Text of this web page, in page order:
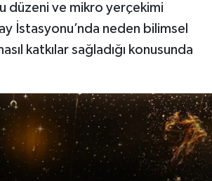
düzeni ve mikro yerçekimi
İstasyonu’nda neden bilimsel
katkılar sağladığı konusunda